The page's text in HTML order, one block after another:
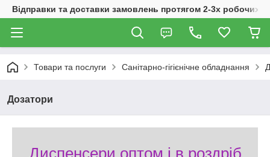
Відправки та доставки замовлень протягом 2-3х робочих
Товари та послуги Санітарно-гігієнічне обладнання
Дозатори
Диспенсери оптом і в роздріб